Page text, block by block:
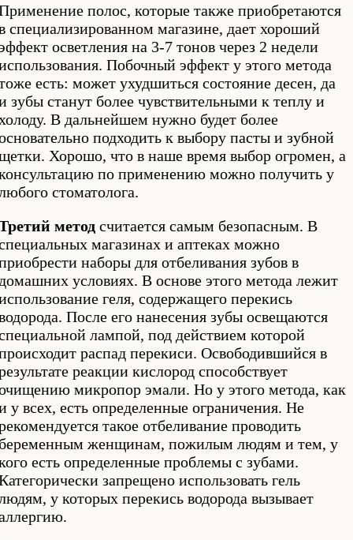
полос, которые также приобретаются
специализированном магазине, дает хороший
осветления на 3-7 тонов через 2 недели
Побочный эффект у этого метода
есть: может ухудшиться состояние десен, да
зубы станут более чувствительными к теплу и
В дальнейшем нужно будет более
подходить к выбору пасты и зубной
Хорошо, что в наше время выбор огромен, а
по применению можно получить у
стоматолога.
метод считается самым безопасным. В
магазинах и аптеках можно
наборы для отбеливания зубов в
условиях. В основе этого метода лежит
геля, содержащего перекись
После его нанесения зубы освещаются
лампой, под действием которой
распад перекиси. Освободившийся в
реакции кислород способствует
микропор эмали. Но у этого метода, как
у всех, есть определенные ограничения. Не
такое отбеливание проводить
женщинам, пожилым людям и тем, у
есть определенные проблемы с зубами.
запрещено использовать гель
у которых перекись водорода вызывает